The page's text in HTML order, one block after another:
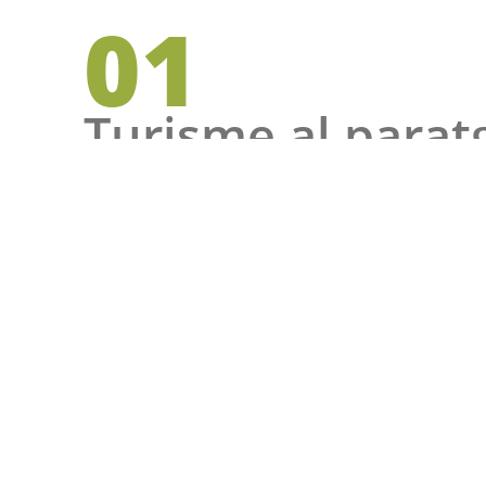
01
Turisme al